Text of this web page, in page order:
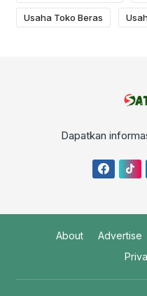
Usaha Toko Beras
Dapatkan
About Advertise